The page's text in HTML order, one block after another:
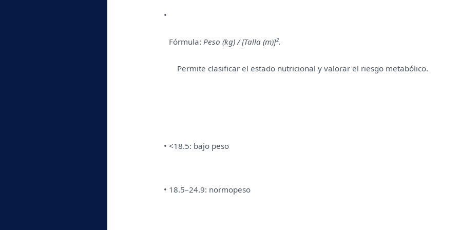
Fórmula: Peso (kg) / [Talla (m)]².
	Permite clasificar el estado nutricional y valorar el riesgo metabólico.
<18.5: bajo peso
18.5–24.9: normopeso